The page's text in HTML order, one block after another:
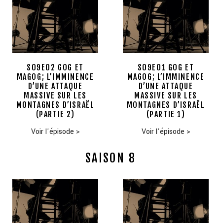
S09E02 GOG ET
MAGOG; L’IMMINENCE
D’UNE ATTAQUE
MASSIVE SUR LES
MONTAGNES D’ISRAËL
(PARTIE 2)
Voir l'épisode >
S09E01 GOG ET
MAGOG; L’IMMINENCE
D’UNE ATTAQUE
MASSIVE SUR LES
MONTAGNES D’ISRAËL
(PARTIE 1)
Voir l'épisode >
SAISON 8